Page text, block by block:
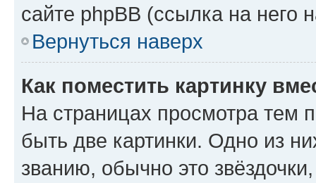
сайте phpBB (ссылка на него
Вернуться наверх
Как поместить картинку
На страницах просмотра тем
быть две картинки. Одно из
званию, обычно это